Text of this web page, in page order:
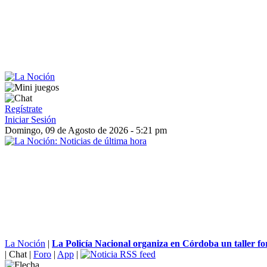
Regístrate
Iniciar Sesión
Domingo, 09 de Agosto de 2026 - 5:21 pm
La Noción | La Policía Nacional organiza en Córdoba un taller
| Chat | Foro | App |